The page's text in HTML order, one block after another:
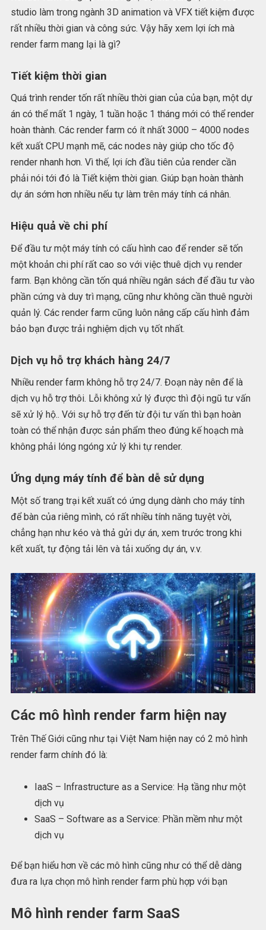
studio làm trong ngành 3D animation và VFX tiết kiệm được
rất nhiều thời gian và công sức. Vậy hãy xem lợi ích mà
render farm mang lại là gì?
Tiết kiệm thời gian
Quá trình render tốn rất nhiều thời gian của của bạn, một dự
án có thể mất 1 ngày, 1 tuần hoặc 1 tháng mới có thể render
hoàn thành. Các render farm có ít nhất 3000 – 4000 nodes
kết xuất CPU mạnh mẽ, các nodes này giúp cho tốc độ
render nhanh hơn. Vì thế, lợi ích đầu tiên của render cần
phải nói tới đó là Tiết kiệm thời gian. Giúp bạn hoàn thành
dự án sớm hơn nhiều nếu tự làm trên máy tính cá nhân.
Hiệu quả về chi phí
Để đầu tư một máy tính có cấu hình cao để render sẽ tốn
một khoản chi phí rất cao so với việc thuê dịch vụ render
farm. Bạn không cần tốn quá nhiều ngân sách để đầu tư vào
phần cứng và duy trì mạng, cũng như không cần thuê người
quản lý. Các render farm cũng luôn nâng cấp cấu hình đảm
bảo bạn được trải nghiệm dịch vụ tốt nhất.
Dịch vụ hỗ trợ khách hàng 24/7
Nhiều render farm không hỗ trợ 24/7. Đoạn này nên để là
dịch vụ hỗ trợ thôi. Lỗi không xử lý được thì đội ngũ tư vấn
sẽ xử lý hộ.. Với sự hỗ trợ đến từ đội tư vấn thì bạn hoàn
toàn có thể nhận được sản phẩm theo đúng kế hoạch mà
không phải lóng ngóng xử lý khi tự render.
Ứng dụng máy tính để bàn dễ sử dụng
Một số trang trại kết xuất có ứng dụng dành cho máy tính
để bàn của riêng mình, có rất nhiều tính năng tuyệt vời,
chẳng hạn như kéo và thả gửi dự án, xem trước trong khi
kết xuất, tự động tải lên và tải xuống dự án, v.v.
Các mô hình render farm hiện nay
Trên Thế Giới cũng như tại Việt Nam hiện nay có 2 mô hình
render farm chính đó là:
IaaS – Infrastructure as a Service: Hạ tầng như một
dịch vụ
SaaS – Software as a Service: Phần mềm như một
dịch vụ
Để bạn hiểu hơn về các mô hình cũng như có thể dễ dàng
đưa ra lựa chọn mô hình render farm phù hợp với bạn
Mô hình render farm SaaS